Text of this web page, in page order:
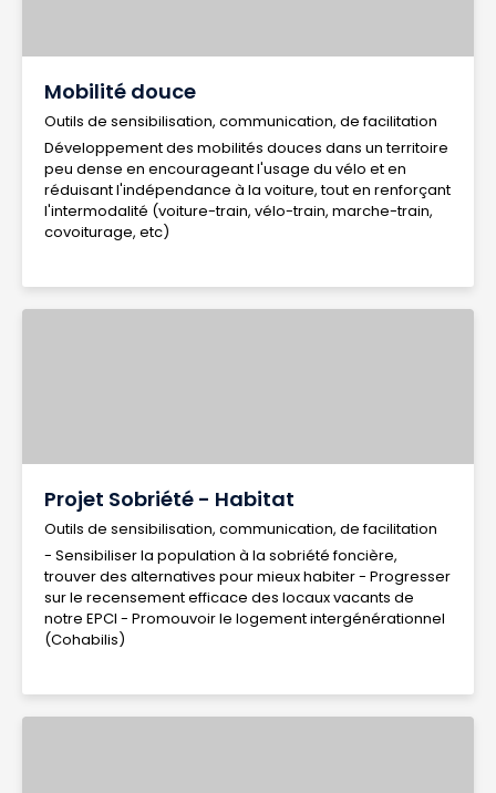
Mobilité douce
Outils de sensibilisation, communication, de facilitation
Développement des mobilités douces dans un territoire
peu dense en encourageant l'usage du vélo et en
réduisant l'indépendance à la voiture, tout en renforçant
l'intermodalité (voiture-train, vélo-train, marche-train,
covoiturage, etc)
Projet Sobriété - Habitat
Outils de sensibilisation, communication, de facilitation
- Sensibiliser la population à la sobriété foncière,
trouver des alternatives pour mieux habiter - Progresser
sur le recensement efficace des locaux vacants de
notre EPCI - Promouvoir le logement intergénérationnel
(Cohabilis)